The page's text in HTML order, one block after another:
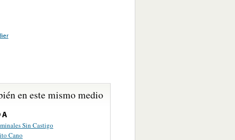
en este mismo medio
A
Sin Castigo
Cano